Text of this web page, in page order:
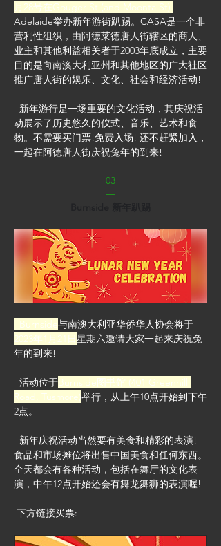
月28号在Gouger St (and Moonta St)
Adelaide举办新年游街趴踢。CASA是一个非
营利性组织，由阿德莱德唐人街辖区的商人、
业主和其他利益相关者于2003年底成立，主要
目的是向南澳大利亚州和其他地区的广大社区
推广唐人街的娱乐、文化、社会和经济活动!
动展示了历史悠久的仪式、音乐、艺术和食
物。不需要买门票!免费入场! 还不赶紧加入，
一起在阿德唐人街庆祝兔年的到来!
03
—
  Burnside
与南澳大利亚华侨华人协会将于
2023年1月21日 星期六邀请大家一起来庆祝兔
年的到来!
  活动位于
Burnside图书馆 (401 Greenhill
Road, Tusmore)举行，从上午10点开始到下午
2点。
食品和市场摊位将出售中国美食和任何东西。
全天都会有各种活动，包括在舞厅的文化表
演，中午12点开始还会有舞龙舞狮的表演喔!
下方链接买票: